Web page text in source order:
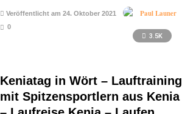
Veröffentlicht am 24. Oktober 2021 Paul Launer
0
3.5K
Keniatag in Wört – Lauftraining
mit Spitzensportlern aus Kenia